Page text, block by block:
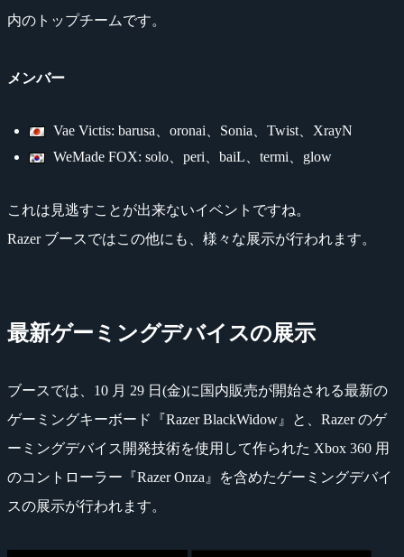
内のトップチームです。
メンバー
Vae Victis: barusa、oronai、Sonia、Twist、XrayN
WeMade FOX: solo、peri、baiL、termi、glow
これは見逃すことが出来ないイベントですね。
Razer ブースではこの他にも、様々な展示が行われます。
最新ゲーミングデバイスの展示
ブースでは、10 月 29 日(金)に国内販売が開始される最新の
ゲーミングキーボード『Razer BlackWidow』と、Razer のゲ
ーミングデバイス開発技術を使用して作られた Xbox 360 用
のコントローラー『Razer Onza』を含めたゲーミングデバイ
スの展示が行われます。